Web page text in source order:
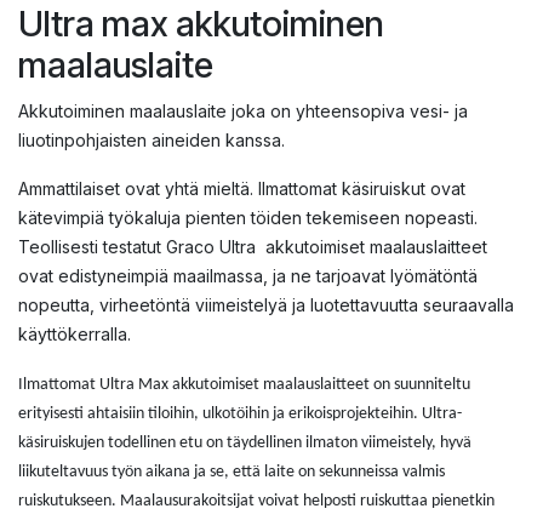
Ultra max akkutoiminen
maalauslaite
Akkutoiminen maalauslaite joka on yhteensopiva vesi- ja
liuotinpohjaisten aineiden kanssa.
Ammattilaiset ovat yhtä mieltä. Ilmattomat käsiruiskut ovat
kätevimpiä työkaluja pienten töiden tekemiseen nopeasti.
Teollisesti testatut Graco Ultra akkutoimiset maalauslaitteet
ovat edistyneimpiä maailmassa, ja ne tarjoavat lyömätöntä
nopeutta, virheetöntä viimeistelyä ja luotettavuutta seuraavalla
käyttökerralla.
Ilmattomat Ultra Max akkutoimiset maalauslaitteet on suunniteltu
erityisesti ahtaisiin tiloihin, ulkotöihin ja erikoisprojekteihin. Ultra-
käsiruiskujen todellinen etu on täydellinen ilmaton viimeistely, hyvä
liikuteltavuus työn aikana ja se, että laite on sekunneissa valmis
ruiskutukseen. Maalausurakoitsijat voivat helposti ruiskuttaa pienetkin